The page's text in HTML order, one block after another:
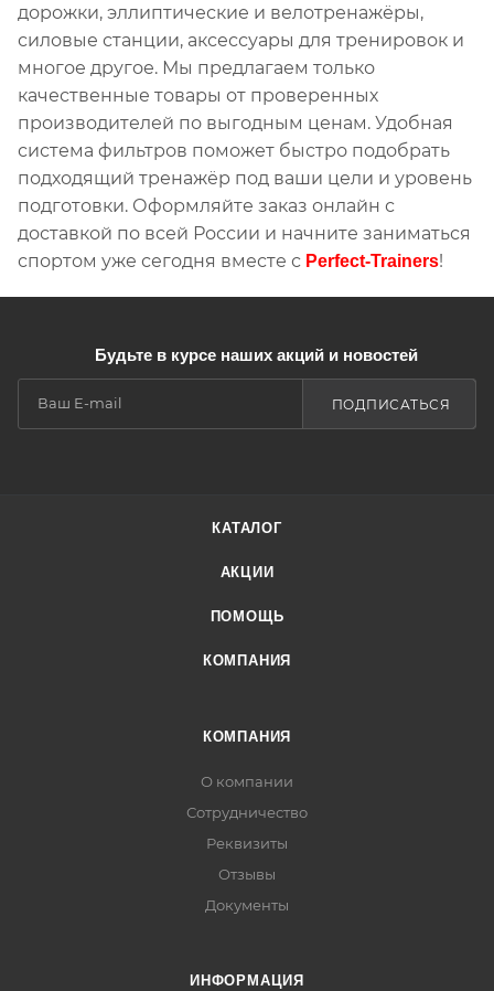
дорожки, эллиптические и велотренажёры,
силовые станции, аксессуары для тренировок и
многое другое. Мы предлагаем только
качественные товары от проверенных
производителей по выгодным ценам. Удобная
система фильтров поможет быстро подобрать
подходящий тренажёр под ваши цели и уровень
подготовки. Оформляйте заказ онлайн с
доставкой по всей России и начните заниматься
спортом уже сегодня вместе с Perfect-Trainers!
Будьте в курсе наших акций и новостей
ПОДПИСАТЬСЯ
КАТАЛОГ
АКЦИИ
ПОМОЩЬ
КОМПАНИЯ
КОМПАНИЯ
О компании
Сотрудничество
Реквизиты
Отзывы
Документы
ИНФОРМАЦИЯ